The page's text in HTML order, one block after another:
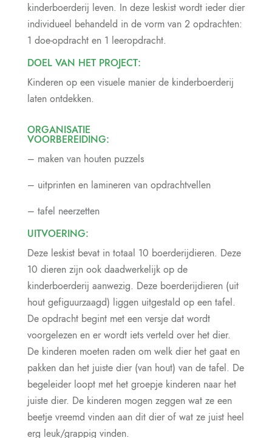
kinderboerderij leven. In deze leskist wordt ieder dier
individueel behandeld in de vorm van 2 opdrachten:
1 doe-opdracht en 1 leeropdracht.
DOEL VAN HET PROJECT:
Kinderen op een visuele manier de kinderboerderij
laten ontdekken.
ORGANISATIE
VOORBEREIDING:
– maken van houten puzzels
– uitprinten en lamineren van opdrachtvellen
– tafel neerzetten
UITVOERING:
Deze leskist bevat in totaal 10 boerderijdieren. Deze
10 dieren zijn ook daadwerkelijk op de
kinderboerderij aanwezig. Deze boerderijdieren (uit
hout gefiguurzaagd) liggen uitgestald op een tafel.
De opdracht begint met een versje dat wordt
voorgelezen en er wordt iets verteld over het dier.
De kinderen moeten raden om welk dier het gaat en
pakken dan het juiste dier (van hout) van de tafel. De
begeleider loopt met het groepje kinderen naar het
juiste dier. De kinderen mogen zeggen wat ze een
beetje vreemd vinden aan dit dier of wat ze juist heel
erg leuk/grappig vinden.